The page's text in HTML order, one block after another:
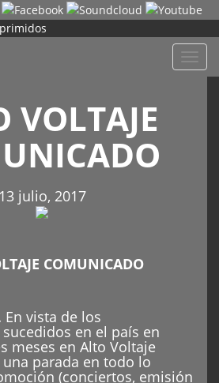
VOLTAJE
13 julio, 2017
COMUNICADO
En vista de los
en el país en
meses en Alto Voltaje
parada en todo lo
(conciertos, emisión